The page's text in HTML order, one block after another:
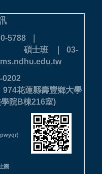
5788 ｜
碩士班 ｜ 03-
0202
花蓮縣壽豐鄉大學
院B棟216室)
團